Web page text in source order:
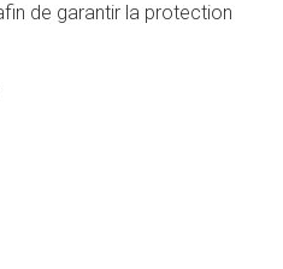
de garantir la protection